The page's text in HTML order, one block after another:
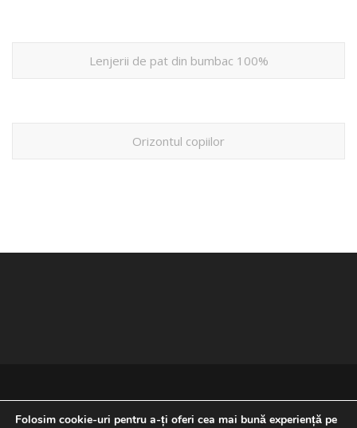
Lenjerii de pat din bumbac 100%
Orizontul copiilor
Folosim cookie-uri pentru a-ți oferi cea mai bună experiență pe